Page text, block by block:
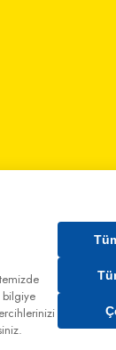
bilgiye